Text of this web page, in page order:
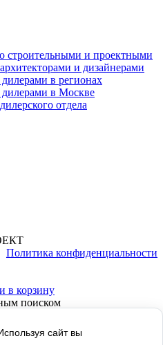
строительными и проектными
и дизайнерами
в регионах
дилерами в Москве
отдела
Политика конфиденциальности
в корзину
поиском
работает везде, КРОМЕ
текст!
сайт вы